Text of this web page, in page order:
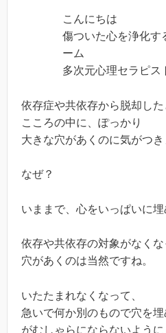
こんにちは
傷ついた心を浄化す
ーム
多次元心理セラピス
依存症や共依存から脱却した
こころの中に、ぽっかり
大きな穴があくのに気がつき
なぜ？
いままで、心をいっぱいに埋
依存や共依存の対象がなくな
穴があくのは当然ですね。
いたたまれなくなって、
急いで何か別のもので穴を埋
がむしゃらにならないように